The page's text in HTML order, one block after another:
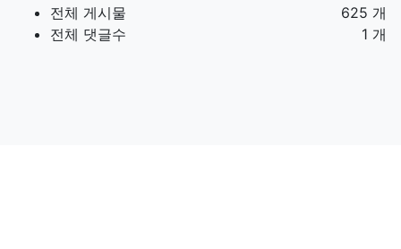
전체 게시물
625 개
전체 댓글수
1 개